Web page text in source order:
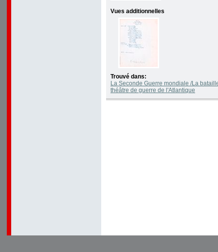
Vues additionnelles
Trouvé dans:
La Seconde Guerre mondiale /La
théâtre de guerre de l'Atlantique